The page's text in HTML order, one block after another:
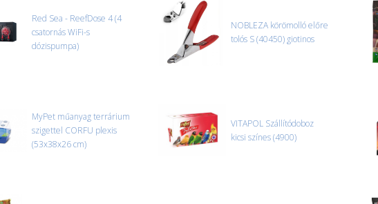
és azonnal eljutott hozzánk az információ.
Red Sea - ReefDose 4 (4
csatornás WiFi-s
dózispumpa)
NOBLEZA körömolló előre
tolós S (40450) giotinos
MyPet műanyag terrárium
szigettel CORFU plexis
(53x38x26 cm)
VITAPOL Szállítódoboz
kicsi színes (4900)